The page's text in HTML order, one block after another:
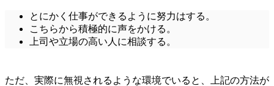
とにかく仕事ができるように努力はする。
こちらから積極的に声をかける。
上司や立場の高い人に相談する。
ただ、実際に無視されるような環境でいると、上記の方法が